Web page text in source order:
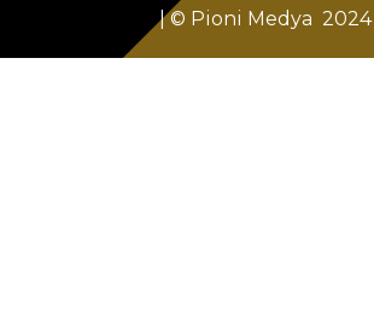
| © Pioni Medya 2024 |